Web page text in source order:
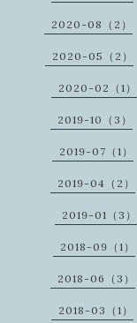
2020-08（2）
2020-05（2）
2020-02（1）
2019-10（3）
2019-07（1）
2019-04（2）
2019-01（3）
2018-09（1）
2018-06（3）
2018-03（1）